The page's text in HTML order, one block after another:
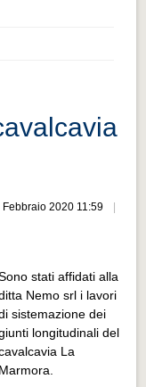
2020 11:59
stati affidati alla
Nemo srl i lavori
sistemazione dei
longitudinali del
La
Marmora.